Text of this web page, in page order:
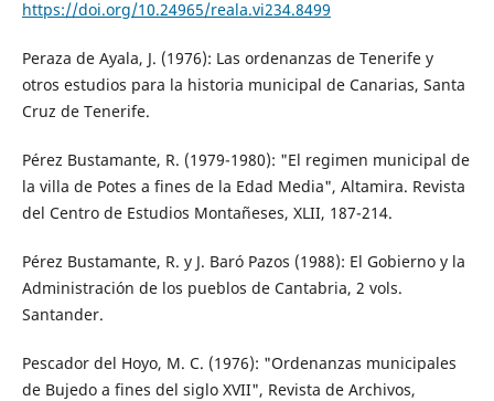
https://doi.org/10.24965/reala.vi234.8499
Peraza de Ayala, J. (1976): Las ordenanzas de Tenerife y
otros estudios para la historia municipal de Canarias, Santa
Cruz de Tenerife.
Pérez Bustamante, R. (1979-1980): "El regimen municipal de
la villa de Potes a fines de la Edad Media", Altamira. Revista
del Centro de Estudios Montañeses, XLII, 187-214.
Pérez Bustamante, R. y J. Baró Pazos (1988): El Gobierno y la
Administración de los pueblos de Cantabria, 2 vols.
Santander.
Pescador del Hoyo, M. C. (1976): "Ordenanzas municipales
de Bujedo a fines del siglo XVII", Revista de Archivos,